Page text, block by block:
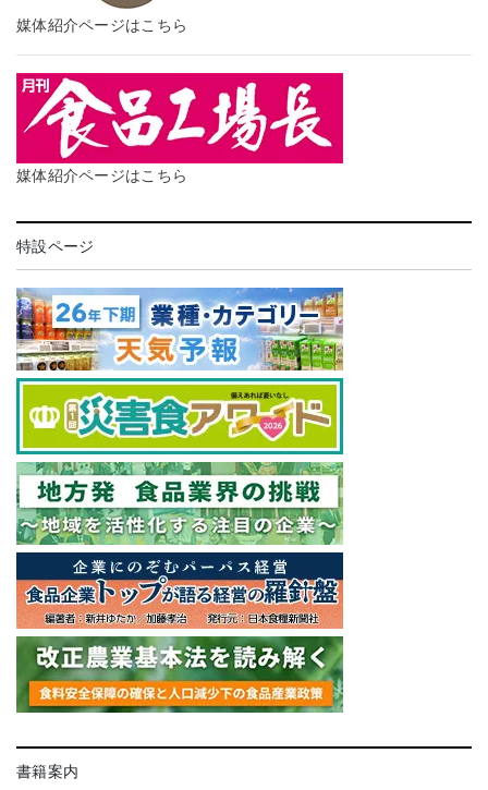
媒体紹介ページはこちら
媒体紹介ページはこちら
特設ページ
書籍案内